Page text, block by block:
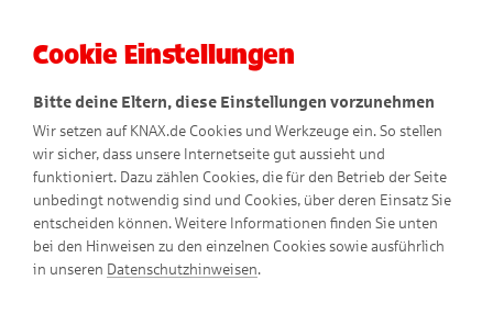
Tierisches Geheimnis
Cookie Einstellungen
Bitte deine Eltern, diese Einstellungen vorzunehmen
Wir setzen auf KNAX.de Cookies und Werkzeuge ein. So stellen
wir sicher, dass unsere Internetseite gut aussieht und
funktioniert. Dazu zählen Cookies, die für den Betrieb der Seite
unbedingt notwendig sind und Cookies, über deren Einsatz Sie
entscheiden können. Weitere Informationen finden Sie unten
bei den Hinweisen zu den einzelnen Cookies sowie ausführlich
in unseren Datenschutzhinweisen.